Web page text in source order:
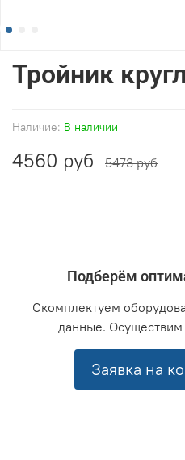
Наличие: В наличии
Тройник
4560 руб 5473 руб
Подберём
Скомплектуем
данные.
Заявка на